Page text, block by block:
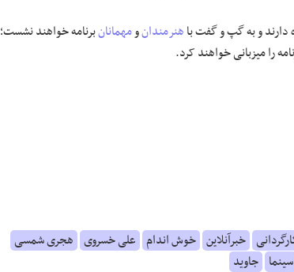
دارند و به گپ و گفت باهنرمندانومهمانانبرنامه خواهند نشست؛
را میزبانی خواهند کرد.
خبرآنلاین خوش اندام علی خسروی هجری شمسی
سینما جاوید